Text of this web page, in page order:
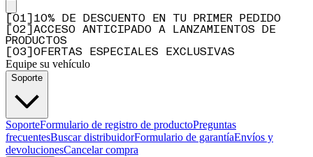
01
10% DE DESCUENTO EN TU PRIMER PEDIDO
02
ACCESO ANTICIPADO A LANZAMIENTOS DE
PRODUCTOS
03 OFERTAS ESPECIALES EXCLUSIVAS
Equipe su vehículo
Soporte
SoporteFormulario de registro de productoPreguntas
frecuentesBuscar distribuidorFormulario de garantíaEnvíos y
devolucionesCancelar compra